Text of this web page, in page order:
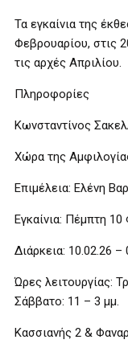
Τα εγκαίνια της
Φεβρουαρίου, στις
τις αρχές Απριλίου.
Πληροφορίες
Κωνσταντίνος
Χώρα της
Επιμέλεια: Ελένη
Εγκαίνια: Πέμπτη
Διάρκεια: 10.02.26 –
Ώρες λειτουργίας:
Σάββατο: 11 – 3 μμ.
Κασσιανής 2 &